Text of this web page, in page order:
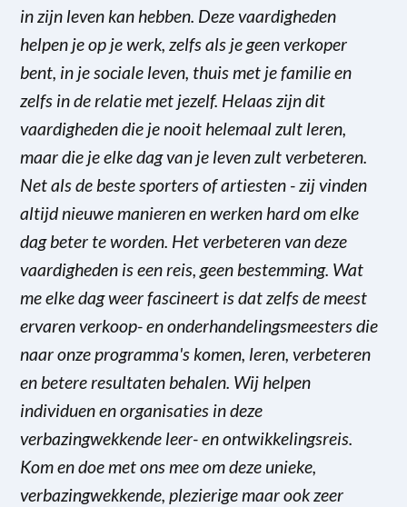
in zijn leven kan hebben. Deze vaardigheden
helpen je op je werk, zelfs als je geen verkoper
bent, in je sociale leven, thuis met je familie en
zelfs in de relatie met jezelf. Helaas zijn dit
vaardigheden die je nooit helemaal zult leren,
maar die je elke dag van je leven zult verbeteren.
Net als de beste sporters of artiesten - zij vinden
altijd nieuwe manieren en werken hard om elke
dag beter te worden. Het verbeteren van deze
vaardigheden is een reis, geen bestemming. Wat
me elke dag weer fascineert is dat zelfs de meest
ervaren verkoop- en onderhandelingsmeesters die
naar onze programma's komen, leren, verbeteren
en betere resultaten behalen. Wij helpen
individuen en organisaties in deze
verbazingwekkende leer- en ontwikkelingsreis.
Kom en doe met ons mee om deze unieke,
verbazingwekkende, plezierige maar ook zeer